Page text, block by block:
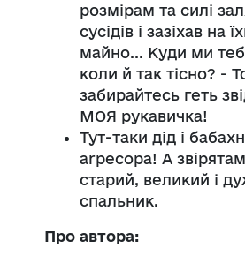
розмірам та силі
сусідів і зазіхав на
майно... Куди ми
коли й так тісно? -
забирайтесь геть
МОЯ рукавичка!
Тут-таки дід і
arpecopa! А звірятам
старий, великий і
спальник.
Про автора: